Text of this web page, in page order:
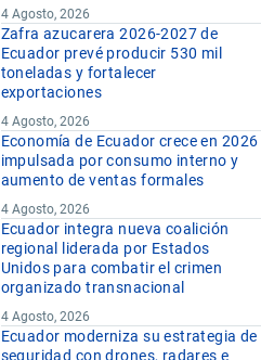
4 Agosto, 2026
Zafra azucarera 2026-2027 de
Ecuador prevé producir 530 mil
toneladas y fortalecer
exportaciones
4 Agosto, 2026
Economía de Ecuador crece en 2026
impulsada por consumo interno y
aumento de ventas formales
4 Agosto, 2026
Ecuador integra nueva coalición
regional liderada por Estados
Unidos para combatir el crimen
organizado transnacional
4 Agosto, 2026
Ecuador moderniza su estrategia de
seguridad con drones, radares e